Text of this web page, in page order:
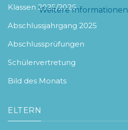
Klassen 2025/2026
Abschlussjahrgang 2025
Abschlussprüfungen
Schülervertretung
Bild des Monats
ELTERN
Weitere Informationen